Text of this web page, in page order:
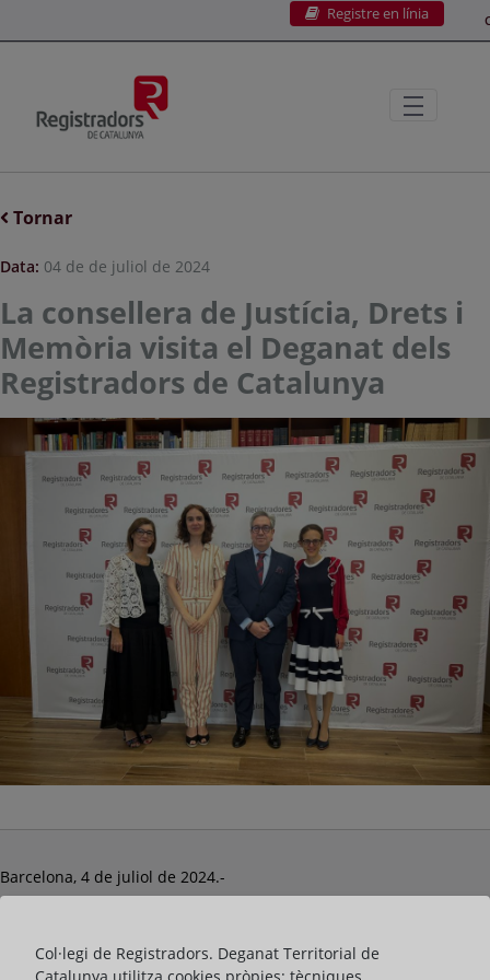
Registre en línia
Tornar
Data: 04 de de juliol de 2024
La consellera de Justícia, Drets i
Memòria visita el Deganat dels
Registradors de Catalunya
Barcelona, 4 de juliol de 2024.-
directora general de Dret, Entitats Jurídiques i Mediació,
Col·legi de Registradors. Deganat Territorial de